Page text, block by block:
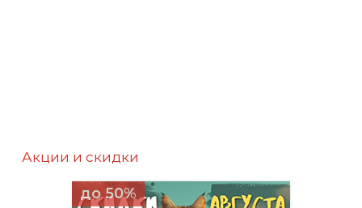
Акции и скидки
до 50%